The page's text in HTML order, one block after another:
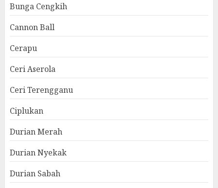
Bunga Cengkih
Cannon Ball
Cerapu
Ceri Aserola
Ceri Terengganu
Ciplukan
Durian Merah
Durian Nyekak
Durian Sabah